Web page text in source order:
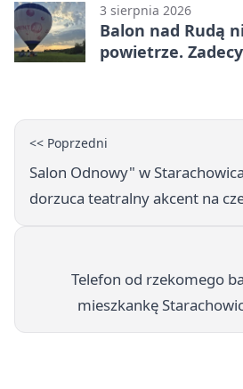
3 sierpnia 2026
Balon nad Rudą
powietrze.
<< Poprzedni
Salon Odnowy" w
dorzuca teatralny akcent na
Telefon od rzekomego
mieszkankę